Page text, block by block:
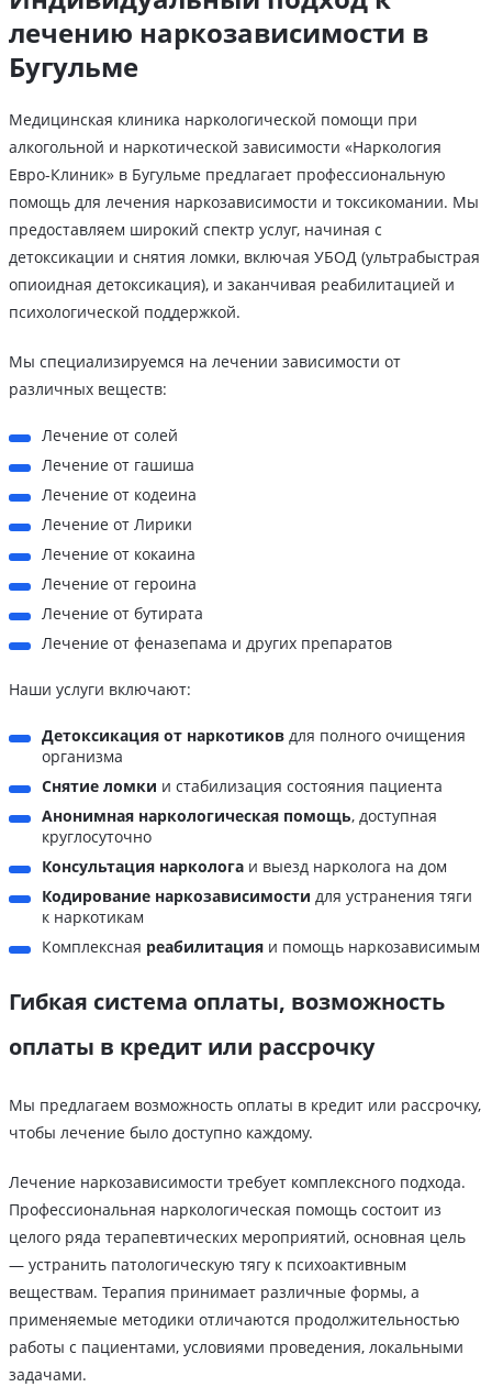
лечению наркозависимости в
Бугульме
Медицинская клиника наркологической помощи при
алкогольной и наркотической зависимости «Наркология
Евро-Клиник» в Бугульме предлагает профессиональную
помощь для лечения наркозависимости и токсикомании. Мы
предоставляем широкий спектр услуг, начиная с
детоксикации и снятия ломки, включая УБОД (ультрабыстрая
опиоидная детоксикация), и заканчивая реабилитацией и
психологической поддержкой.
Мы специализируемся на лечении зависимости от
различных веществ:
Лечение от солей
Лечение от гашиша
Лечение от кодеина
Лечение от Лирики
Лечение от кокаина
Лечение от героина
Лечение от бутирата
Лечение от феназепама и других препаратов
Наши услуги включают:
Детоксикация от наркотиков для полного очищения
организма
Снятие ломки и стабилизация состояния пациента
Анонимная наркологическая помощь, доступная
круглосуточно
Консультация нарколога и выезд нарколога на дом
Кодирование наркозависимости для устранения тяги
к наркотикам
Комплексная реабилитация и помощь наркозависимым
Гибкая система оплаты, возможность
оплаты в кредит или рассрочку
Мы предлагаем возможность оплаты в кредит или рассрочку,
чтобы лечение было доступно каждому.
Лечение наркозависимости требует комплексного подхода.
Профессиональная наркологическая помощь состоит из
целого ряда терапевтических мероприятий, основная цель
— устранить патологическую тягу к психоактивным
веществам. Терапия принимает различные формы, а
применяемые методики отличаются продолжительностью
работы с пациентами, условиями проведения, локальными
задачами.